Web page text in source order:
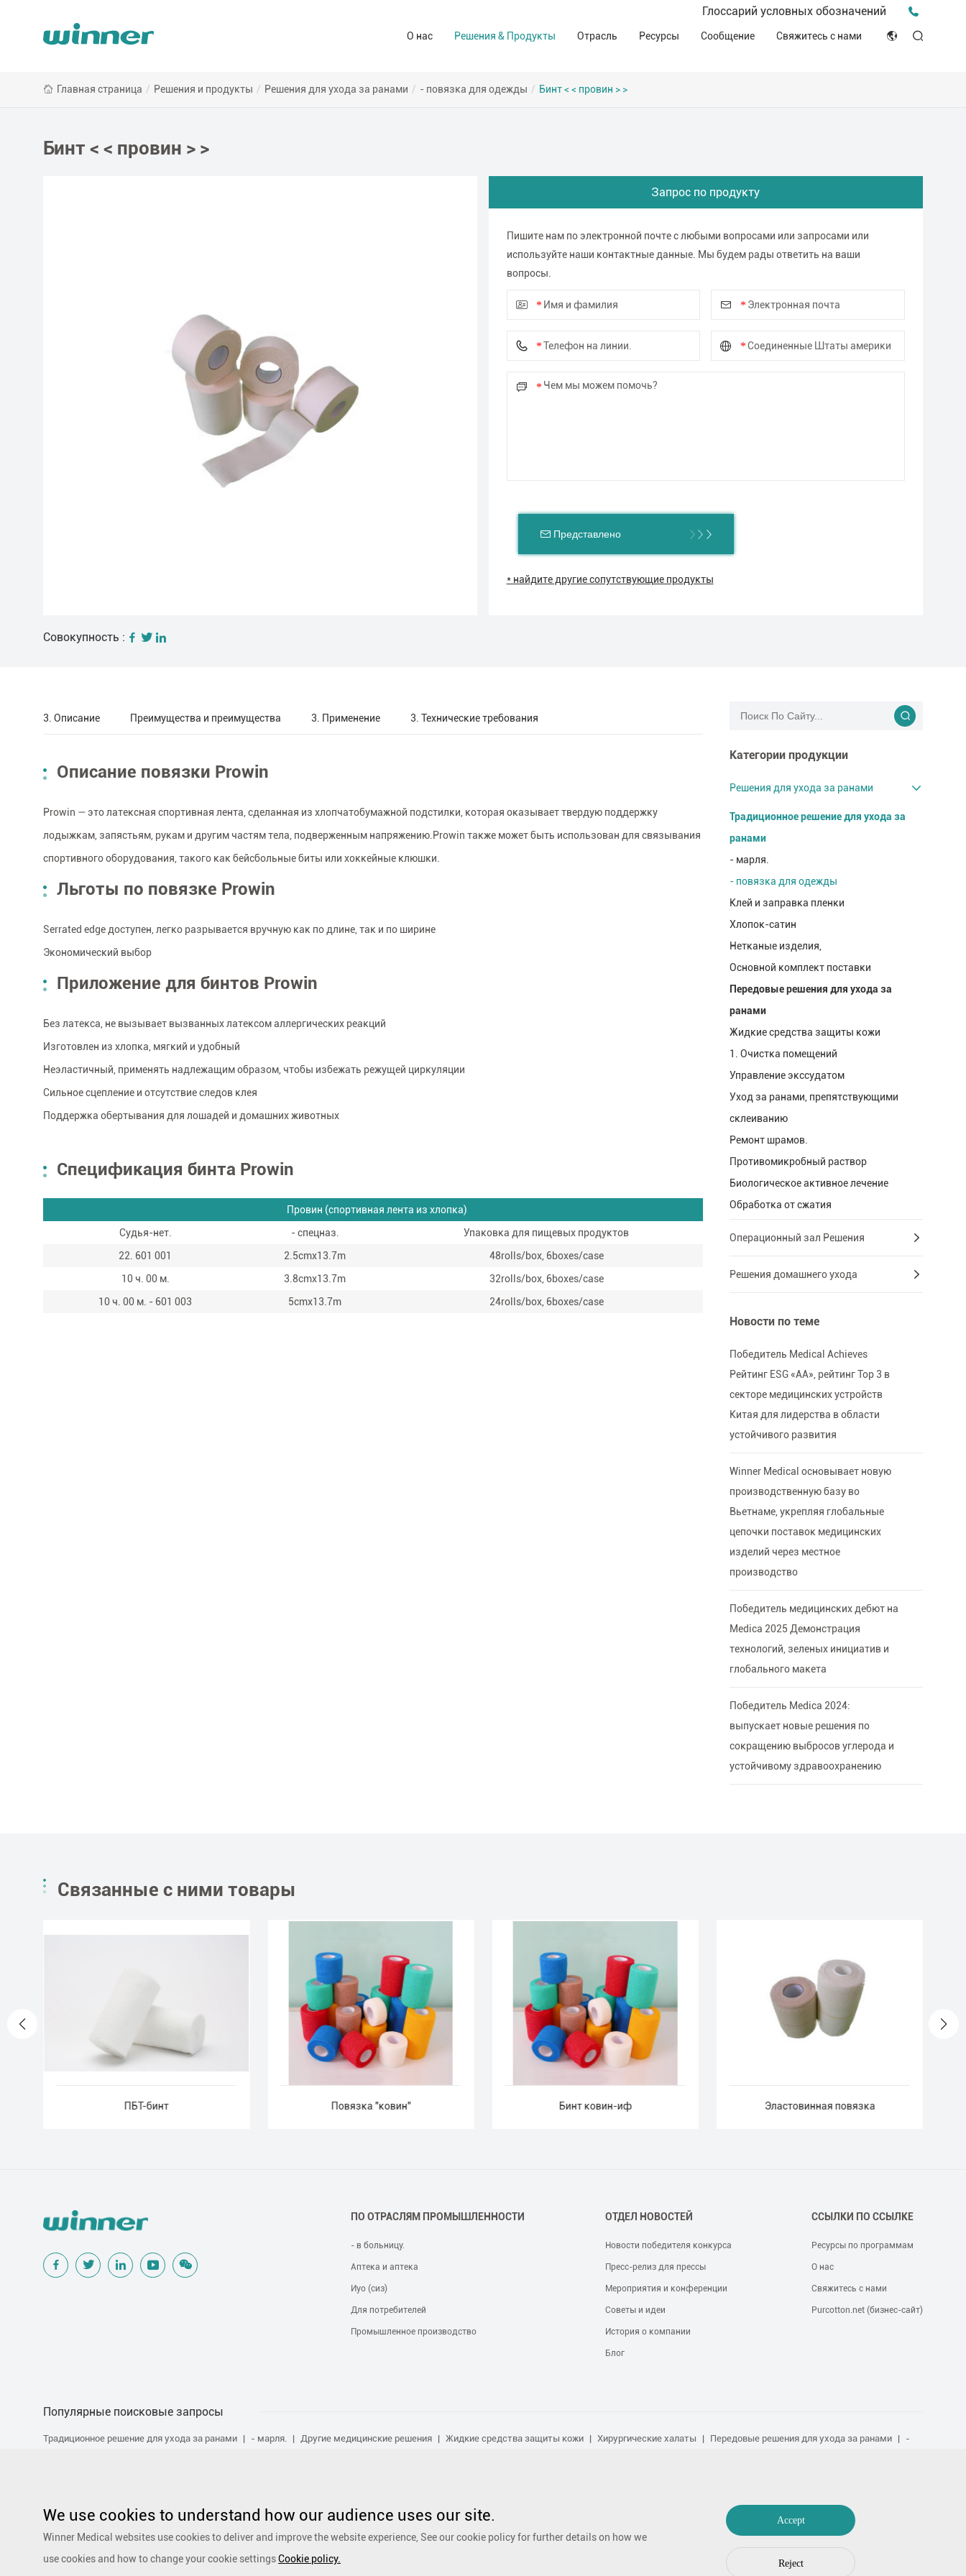
Глоссарий условных обозначений
О нас
Решения & Продукты Отрасль Ресурсы
Видео о нас
Сообщение
Мероприятия и конференции
Свяжитесь с нами
Deutsch
Главная страница / Решения и продукты / Решения для ухода за ранами / - повязка для одежды / Бинт < < провин > >
Бинт < < провин > >
Запрос по продукту
Пишите нам по электронной почте с любыми вопросами или запросами или
используйте наши контактные данные. Мы будем рады ответить на ваши
вопросы.
Представлено
* найдите другие сопутствующие продукты
Совокупность :
3. Описание Преимущества и преимущества 3. Применение 3. Технические требования
Описание повязки Prowin
Prowin — это латексная спортивная лента, сделанная из хлопчатобумажной подстилки, которая оказывает твердую поддержку
лодыжкам, запястьям, рукам и другим частям тела, подверженным напряжению.Prowin также может быть использован для связывания
спортивного оборудования, такого как бейсбольные биты или хоккейные клюшки.
Льготы по повязке Prowin
Serrated edge доступен, легко разрывается вручную как по длине, так и по ширине
Экономический выбор
Приложение для бинтов Prowin
Без латекса, не вызывает вызванных латексом аллергических реакций
Изготовлен из хлопка, мягкий и удобный
Неэластичный, применять надлежащим образом, чтобы избежать режущей циркуляции
Сильное сцепление и отсутствие следов клея
Поддержка обертывания для лошадей и домашних животных
Спецификация бинта Prowin
Провин (спортивная лента из хлопка)
Судья-нет.
- спецназ.
Упаковка для пищевых продуктов
22. 601 001
2.5cmx13.7m
48rolls/box, 6boxes/case
10 ч. 00 м.
3.8cmx13.7m
32rolls/box, 6boxes/case
10 ч. 00 м. - 601 003
5cmx13.7m 24rolls/box, 6boxes/case
Категории продукции
Решения для ухода за ранами
Традиционное решение для ухода за
ранами
- марля.
- повязка для одежды
Клей и заправка пленки
Хлопок-сатин
Нетканые изделия,
Основной комплект поставки
Передовые решения для ухода за
ранами
Жидкие средства защиты кожи
1. Очистка помещений
Управление экссудатом
Уход за ранами, препятствующими
склеиванию
Ремонт шрамов.
Противомикробный раствор
Биологическое активное лечение
Обработка от сжатия
Операционный зал Решения
Решения домашнего ухода
Новости по теме
Победитель Medical Achieves
Рейтинг ESG «AA», рейтинг Top 3 в
секторе медицинских устройств
Китая для лидерства в области
устойчивого развития
Winner Medical основывает новую
производственную базу во
Вьетнаме, укрепляя глобальные
цепочки поставок медицинских
изделий через местное
производство
Победитель медицинских дебют на
Medica 2025 Демонстрация
технологий, зеленых инициатив и
глобального макета
Победитель Medica 2024:
выпускает новые решения по
сокращению выбросов углерода и
устойчивому здравоохранению
Связанные с ними товары
ПБТ-бинт Повязка "ковин" Бинт ковин-иф Эластовинная повязка
ПО ОТРАСЛЯМ ПРОМЫШЛЕННОСТИ
- в больницу.
Аптека и аптека
Иуо (сиз)
Для потребителей
Промышленное производство
ОТДЕЛ НОВОСТЕЙ
Новости победителя конкурса
Пресс-релиз для прессы
Мероприятия и конференции
Советы и идеи
История о компании
Блог
ССЫЛКИ ПО ССЫЛКЕ
Ресурсы по программам
О нас
Свяжитесь с нами
Purcotton.net (бизнес-сайт)
Популярные поисковые запросы
Традиционное решение для ухода за ранами - марля. Другие медицинские решения Жидкие средства защиты кожи Хирургические халаты Передовые решения для ухода за ранами
-
Альгинатная повязка
Специальность шторы и пакеты Ежедневный уход за детьми Уход за ногами Уход за ранами, препятствующими склеиванию
Ремонт шрамов.
Услуги в области спорта
Противомикробный раствор Биологическое активное лечение Обработка от сжатия
We use cookies to understand how our audience uses our site.
Winner Medical websites use cookies to deliver and improve the website experience, See our cookie policy for further details on how we
use cookies and how to change your cookie settingsCookie policy.
Accept
Reject